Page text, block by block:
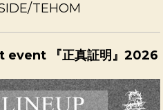
TEHOM
『正真証明』2026